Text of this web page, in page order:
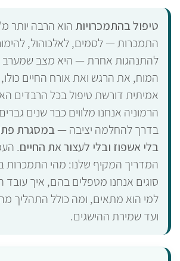
טיפול בהתמכרויות הוא הרבה יותר
התמכרות — לסמים, לאלכוהול,
להתנהגות אחרת — היא מצב שמערב
המוח, את הרגש ואת אורח החיים
אמיתית דורשת טיפול בכל הרבדים
הרמוניה אנחנו מלווים כבר שנים
בדרך להחלמה יציבה —במסגרת
בלי אשפוז ובלי לעצור את החיים.
המדריך המקיף שלנו: מהי התמכרות
סוגים אנחנו מטפלים בהם, איך
למי הוא מתאים, ומה כולל התהליך
ועד שמירת ההישגים.